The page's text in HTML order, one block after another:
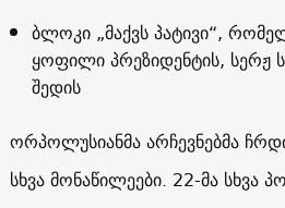
ბლოკი „მაქვს პატივი“,
ყოფილი პრეზიდენტის, სერჟ
შედის
ორპოლუსიანმა არჩევნებმა
სხვა მონაწილეები. 22-მა სხვა